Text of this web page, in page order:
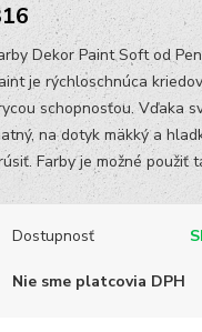
Dekor Paint Soft od
je rýchloschnúca
schopnosťou. Vďaka
na dotyk mäkký a
Farby je možné použiť
Dostupnosť
Nie sme platcovia DPH